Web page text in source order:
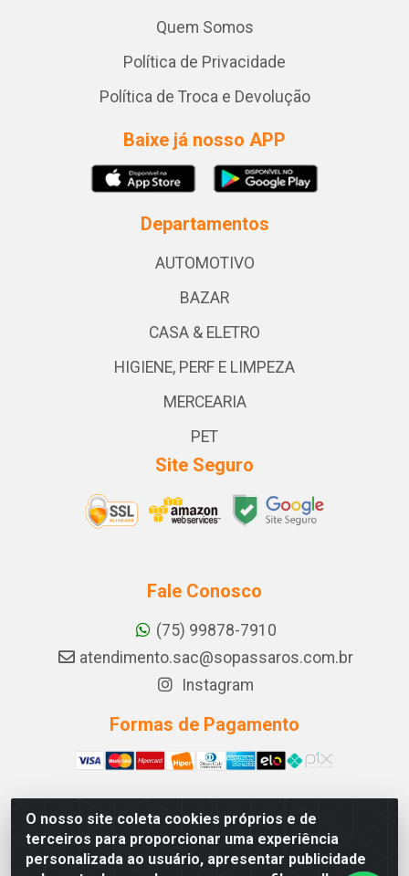
O nosso site coleta cookies próprios e de
terceiros para proporcionar uma experiência
personalizada ao usuário, apresentar publicidade
Quem Somos
Política de Privacidade
Política de Troca e Devolução
Baixe já nosso APP
Departamentos
AUTOMOTIVO
BAZAR
CASA & ELETRO
HIGIENE, PERF E LIMPEZA
MERCEARIA
PET
Site Seguro
Fale Conosco
(75) 99878-7910
atendimento.sac@sopassaros.com.br
Instagram
Formas de Pagamento
A PINA DOS SANTOS DELEZZOTTE LTDA - RODOVIA BA
233, 27 - ZONA RURAL, ITABERABA/BA - CEP 46.880-
000 - CNPJ 30.578.948/0001-90